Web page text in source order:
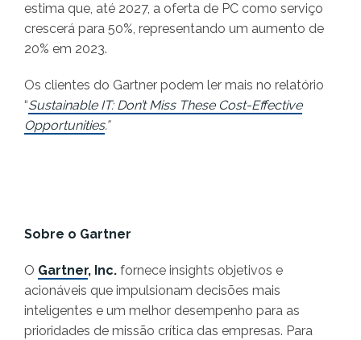
estima que, até 2027, a oferta de PC como serviço
crescerá para 50%, representando um aumento de
20% em 2023.
Os clientes do Gartner podem ler mais no relatório
“Sustainable IT: Don’t Miss These Cost-Effective
Opportunities.”
Sobre o Gartner
O Gartner, Inc. fornece insights objetivos e
acionáveis que impulsionam decisões mais
inteligentes e um melhor desempenho para as
prioridades de missão crítica das empresas. Para